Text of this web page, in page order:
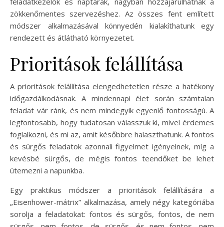
zökkenőmentes szervezéshez. Az összes fent említett
módszer alkalmazásával könnyedén kialakíthatunk egy
rendezett és átlátható környezetet.
Prioritások felállítása
A prioritások felállítása elengedhetetlen része a hatékony
időgazdálkodásnak. A mindennapi élet során számtalan
feladat vár ránk, és nem mindegyik egyenlő fontosságú. A
legfontosabb, hogy tudatosan válasszuk ki, mivel érdemes
foglalkozni, és mi az, amit későbbre halaszthatunk. A fontos
és sürgős feladatok azonnali figyelmet igényelnek, míg a
kevésbé sürgős, de mégis fontos teendőket be lehet
ütemezni a napunkba.
Egy praktikus módszer a prioritások felállítására a
„Eisenhower-mátrix” alkalmazása, amely négy kategóriába
sorolja a feladatokat: fontos és sürgős, fontos, de nem